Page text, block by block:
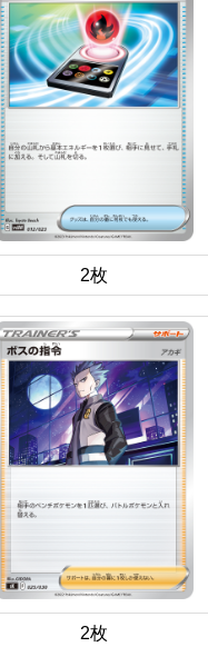
2枚
2枚